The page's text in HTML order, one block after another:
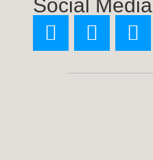
Social Media